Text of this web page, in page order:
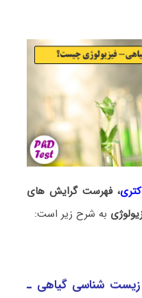
، فهرست گرایش های
به شرح زیر است:
زیست شناسی ﮔﻴﺎهی ـ